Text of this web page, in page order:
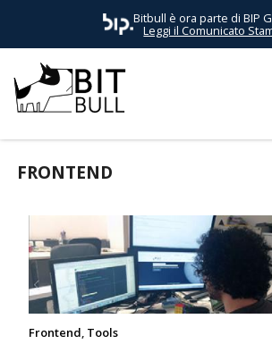
Bitbull è ora parte di BIP
Leggi il Comunicato
TUTTI I POST AWS
FRONTEND
Frontend Tools